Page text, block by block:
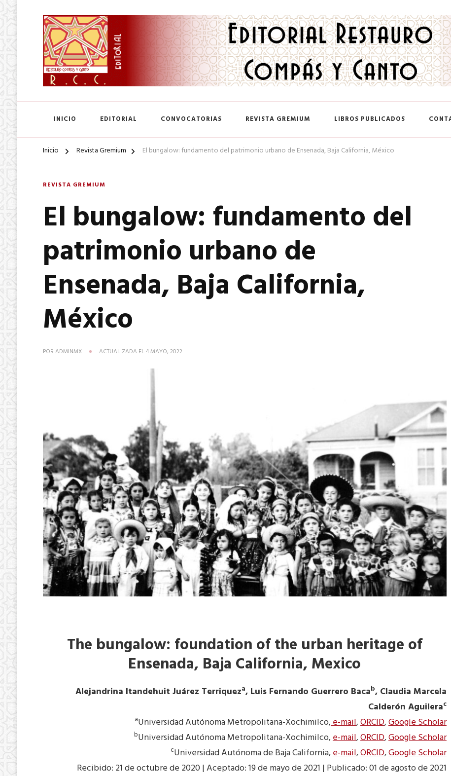
INICIO EDITORIAL CONVOCATORIAS REVISTA GREMIUM LIBROS PUBLICADOS
Inicio Revista Gremium El bungalow: fundamento del patrimonio urbano de Ensenada, Baja California, México
REVISTA GREMIUM
El bungalow: fundamento del
patrimonio urbano de
Ensenada, Baja California,
México
POR ADMINMX ACTUALIZADA EL4 MAYO, 2022
The bungalow: foundation of the urban heritage of
Ensenada, Baja California, Mexico
Alejandrina Itandehuit Juárez Terriqueza, Luis Fernando Guerrero Bacab, Claudia Marcela
Calderón Aguilerac
aUniversidad Autónoma Metropolitana-Xochimilco,e-mail,ORCID,Google Scholar
bUniversidad Autónoma Metropolitana-Xochimilco,e-mail,ORCID,Google Scholar
cUniversidad Autónoma de Baja California,e-mail,ORCID,Google Scholar
Recibido: 21 de octubre de 2020 | Aceptado: 19 de mayo de 2021 | Publicado: 01 de agosto de 2021